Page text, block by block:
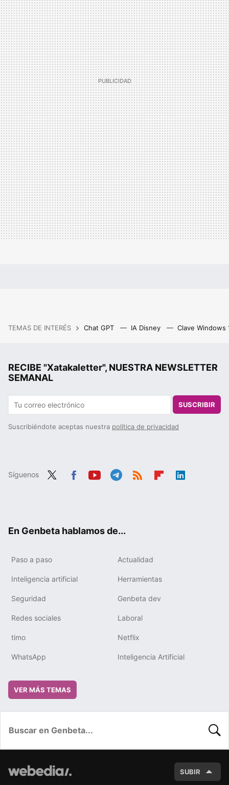
TEMAS DE INTERÉS Chat GPT IA Disney Clave Windows
RECIBE "Xatakaletter", NUESTRA NEWSLETTER
SEMANAL
SUSCRIBIR
Suscribiéndote aceptas nuestra política de privacidad
Síguenos
En Genbeta hablamos de...
Paso a paso Actualidad
Inteligencia artificial Herramientas
Seguridad Genbeta dev
Redes sociales Laboral
timo Netflix
WhatsApp Inteligencia Artificial
VER MÁS TEMAS
SUBIR